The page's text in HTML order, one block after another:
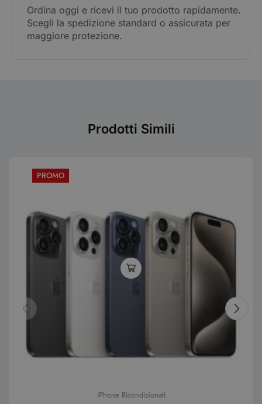
Ordina oggi e ricevi il tuo prodotto rapidamente.
Scegli la spedizione standard o assicurata per
maggiore protezione.
Prodotti Simili
PROMO
iPhone Ricondizionati